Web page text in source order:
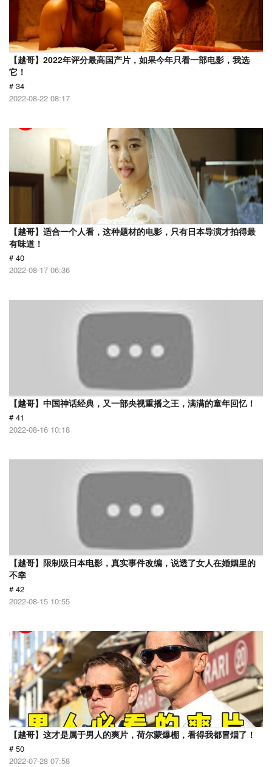
【越哥】2022年评分最高国产片，如果今年只看一部电影，我选
它！
# 34
2022-08-22 08:17
【越哥】适合一个人看，这种题材的电影，只有日本导演才拍得最
有味道！
# 40
2022-08-17 06:36
【越哥】中国神话经典，又一部央视重播之王，满满的童年回忆！
# 41
2022-08-16 10:18
【越哥】限制级日本电影，真实事件改编，说透了女人在婚姻里的
不幸
# 42
2022-08-15 10:55
【越哥】这才是属于男人的爽片，荷尔蒙爆棚，看得我都冒烟了！
# 50
2022-07-28 07:58